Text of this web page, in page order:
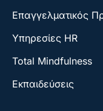
Επαγγελματικός
Υπηρεσίες HR
Total Mindfulness
Εκπαιδεύσεις